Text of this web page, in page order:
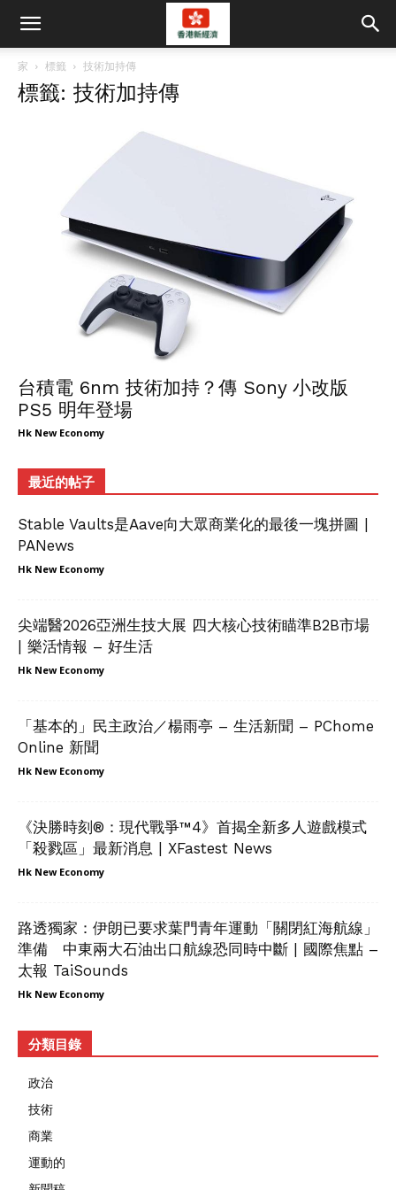
家 標籤 技術加持傳
標籤: 技術加持傳
台積電 6nm 技術加持？傳 Sony 小改版
PS5 明年登場
Hk New Economy
最近的帖子
Stable Vaults是Aave向大眾商業化的最後一塊拼圖 |
PANews
Hk New Economy
尖端醫2026亞洲生技大展 四大核心技術瞄準B2B市場
| 樂活情報 – 好生活
Hk New Economy
「基本的」民主政治／楊雨亭 – 生活新聞 – PChome
Online 新聞
Hk New Economy
《決勝時刻®：現代戰爭™4》首揭全新多人遊戲模式
「殺戮區」最新消息 | XFastest News
Hk New Economy
路透獨家：伊朗已要求葉門青年運動「關閉紅海航線」
準備 中東兩大石油出口航線恐同時中斷 | 國際焦點 –
太報 TaiSounds
Hk New Economy
分類目錄
政治
技術
商業
運動的